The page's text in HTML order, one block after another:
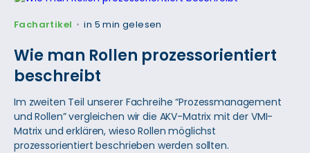
Fachartikel •in 5 min gelesen
Wie man Rollen prozessorientiert
beschreibt
Im zweiten Teil unserer Fachreihe “Prozessmanagement
und Rollen” vergleichen wir die AKV-Matrix mit der VMI-
Matrix und erklären, wieso Rollen möglichst
prozessorientiert beschrieben werden sollten.